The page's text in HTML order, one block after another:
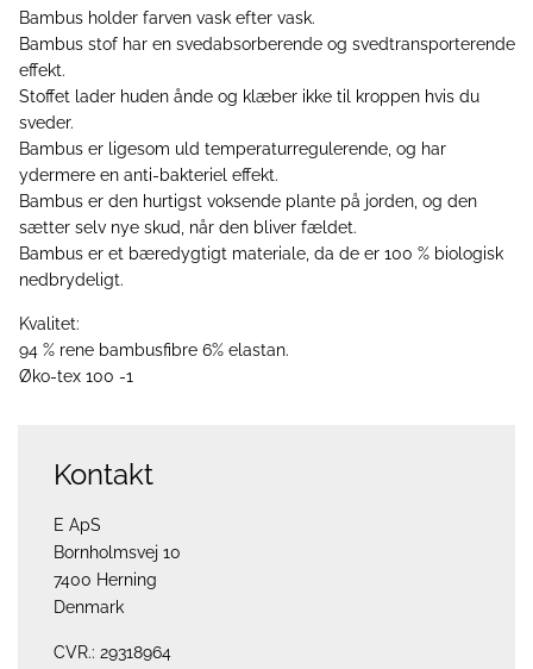
Bambus holder farven vask efter vask.
Bambus stof har en svedabsorberende og svedtransporterende
effekt.
Stoffet lader huden ånde og klæber ikke til kroppen hvis du
sveder.
Bambus er ligesom uld temperaturregulerende, og har
ydermere en anti-bakteriel effekt.
Bambus er den hurtigst voksende plante på jorden, og den
sætter selv nye skud, når den bliver fældet.
Bambus er et bæredygtigt materiale, da de er 100 % biologisk
nedbrydeligt.
Kvalitet:
94 % rene bambusfibre 6% elastan.
Øko-tex 100 -1
Kontakt
E ApS
Bornholmsvej 10
7400 Herning
Denmark
CVR.: 29318964